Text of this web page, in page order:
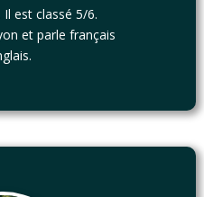
est classé 5/6.
et parle français